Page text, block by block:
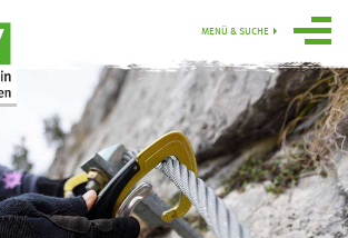
Über uns
Programm
Gruppen
MENÜ & SUCHE